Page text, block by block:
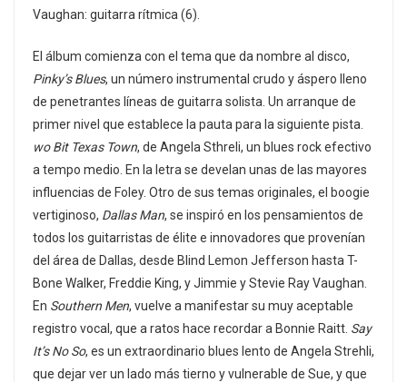
Vaughan: guitarra rítmica (6).
El álbum comienza con el tema que da nombre al disco,
Pinky’s Blues, un número instrumental crudo y áspero lleno
de penetrantes líneas de guitarra solista. Un arranque de
primer nivel que establece la pauta para la siguiente pista.
wo Bit Texas Town, de Angela Sthreli, un blues rock efectivo
a tempo medio. En la letra se develan unas de las mayores
influencias de Foley. Otro de sus temas originales, el boogie
vertiginoso, Dallas Man, se inspiró en los pensamientos de
todos los guitarristas de élite e innovadores que provenían
del área de Dallas, desde Blind Lemon Jefferson hasta T-
Bone Walker, Freddie King, y Jimmie y Stevie Ray Vaughan.
En Southern Men, vuelve a manifestar su muy aceptable
registro vocal, que a ratos hace recordar a Bonnie Raitt. Say
It’s No So, es un extraordinario blues lento de Angela Strehli,
que dejar ver un lado más tierno y vulnerable de Sue, y que